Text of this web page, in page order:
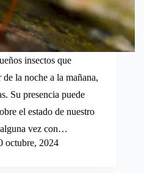
insectos que
la noche a la mañana,
Su presencia puede
el estado de nuestro
alguna vez con…
octubre, 2024